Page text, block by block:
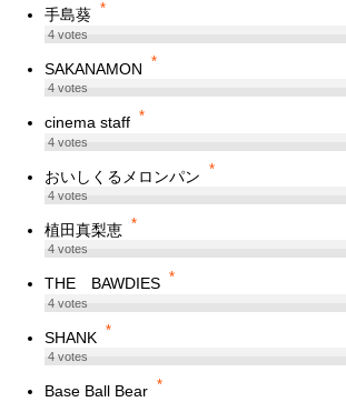
手島葵 *
4votes
SAKANAMON *
4votes
cinema staff *
4votes
おいしくるメロンパン *
4votes
植田真梨恵 *
4votes
THE BAWDIES *
4votes
SHANK *
4votes
Base Ball Bear *